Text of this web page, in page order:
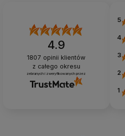
4.9
1807 opinii klientów
z całego okresu
zebranych i zweryfikowanych przez
5
4
3
2
1